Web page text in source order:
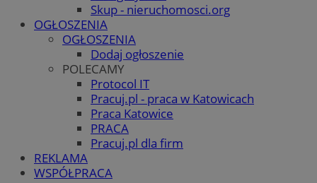
Skup - nieruchomosci.org
OGŁOSZENIA
OGŁOSZENIA
Dodaj ogłoszenie
POLECAMY
Protocol IT
Pracuj.pl - praca w Katowicach
Praca Katowice
PRACA
Pracuj.pl dla firm
REKLAMA
WSPÓŁPRACA